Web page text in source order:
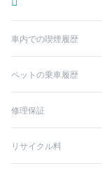
車内での喫煙履歴
ペットの乗車履歴
修理保証
リサイクル料